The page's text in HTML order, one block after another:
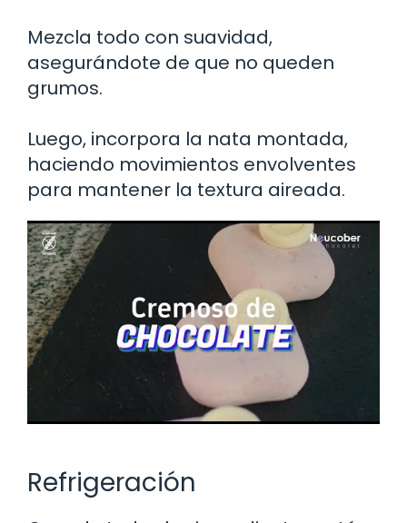
Mezcla todo con suavidad,
asegurándote de que no queden
grumos.
Luego, incorpora la nata montada,
haciendo movimientos envolventes
para mantener la textura aireada.
Refrigeración